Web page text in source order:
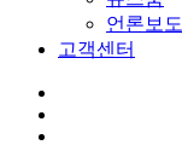
언론보도
고객센터